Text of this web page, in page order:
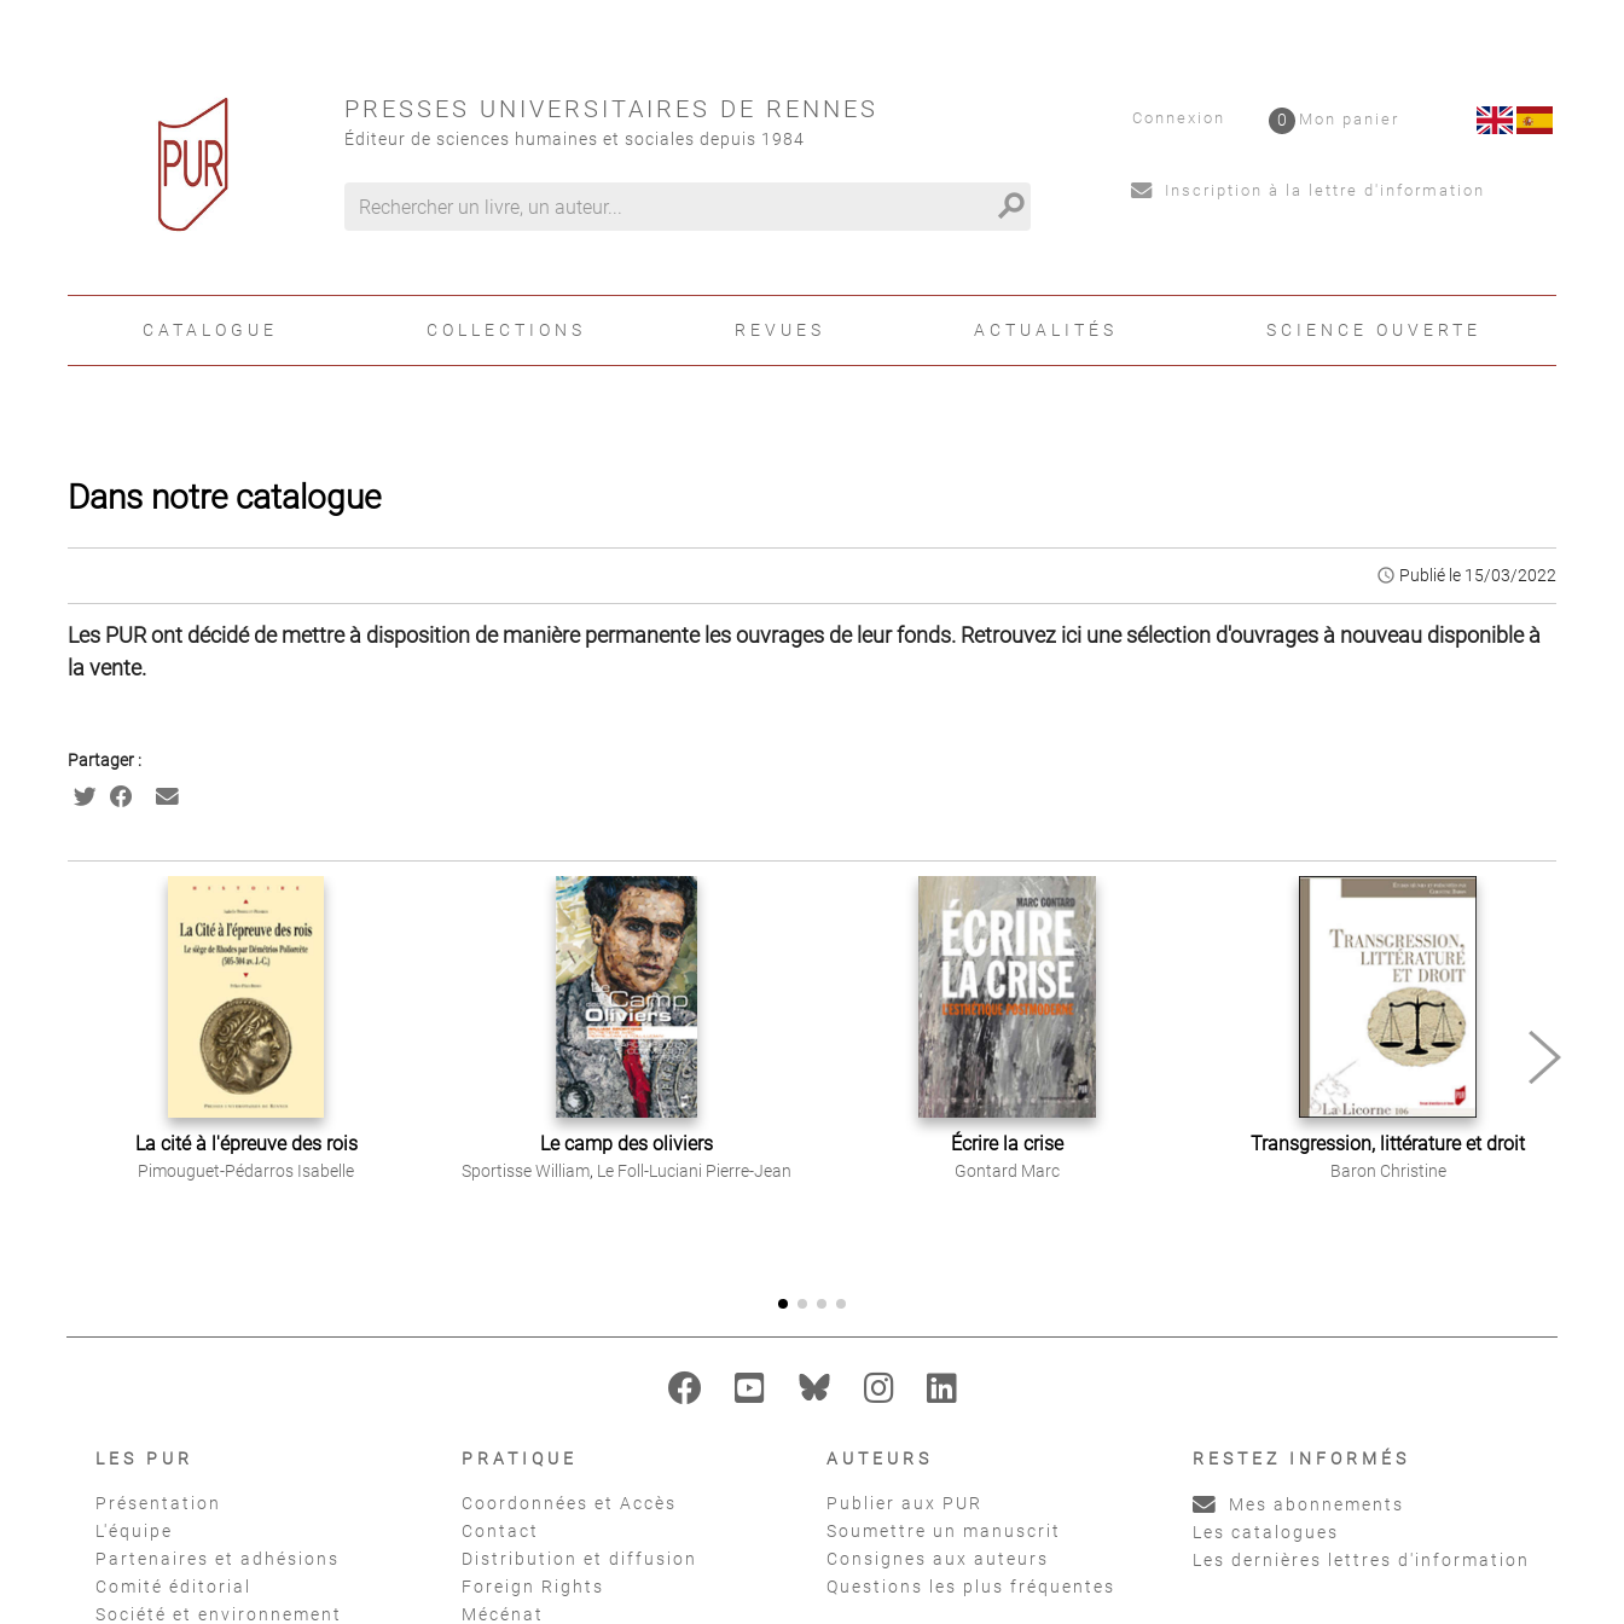
PRESSES UNIVERSITAIRES DE RENNES
Éditeur de sciences humaines et sociales depuis 1984
search
Connexion Mon panier
0
Inscription à la lettre d'information
CATALOGUE COLLECTIONS REVUES ACTUALITÉS SCIENCE OUVERTE
Dans notre catalogue
access_time Publié le 15/03/2022
Les PUR ont décidé de mettre à disposition de manière permanente les ouvrages de leur fonds. Retrouvez ici une sélection d'ouvrages à nouveau disponible à
la vente.
Partager :
La cité à l'épreuve des rois
Pimouguet-Pédarros Isabelle
Le camp des oliviers
Sportisse William, Le Foll-Luciani Pierre-Jean
Écrire la crise
Gontard Marc
Transgression, littérature et droit
Baron Christine
LES PUR
Présentation
L'équipe
Partenaires et adhésions
Comité éditorial
Société et environnement
PRATIQUE
Coordonnées et Accès
Contact
Distribution et diffusion
Foreign Rights
Mécénat
AUTEURS
Publier aux PUR
Soumettre un manuscrit
Consignes aux auteurs
Questions les plus fréquentes
RESTEZ INFORMÉS
Mes abonnements
Les catalogues
Les dernières lettres d'information